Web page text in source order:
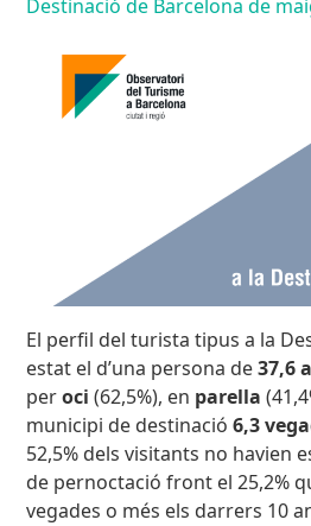
Destinació de Barcelona de
El perfil del turista tipus a la
estat el d’una persona de37,6
peroci(62,5%), en parella
municipi de destinació6,3
52,5% dels visitants no havien
de pernoctació front el 25,2%
vegades o més els darrers 10